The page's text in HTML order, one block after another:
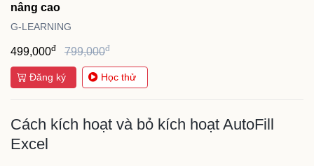
nâng cao
G-LEARNING
499,000đ 799,000đ
Đăng ký Học thử
Cách kích hoạt và bỏ kích hoạt AutoFill
Excel